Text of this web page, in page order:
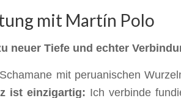
mit Martín Polo
neuer Tiefe und echter
mit peruanischen
ist einzigartig: Ich verbinde